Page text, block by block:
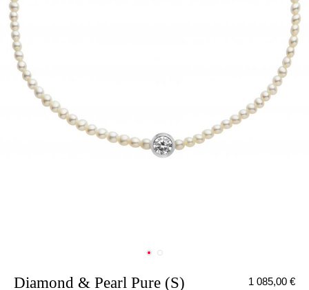
Diamond & Pearl Pure (S) 1 085,00 €